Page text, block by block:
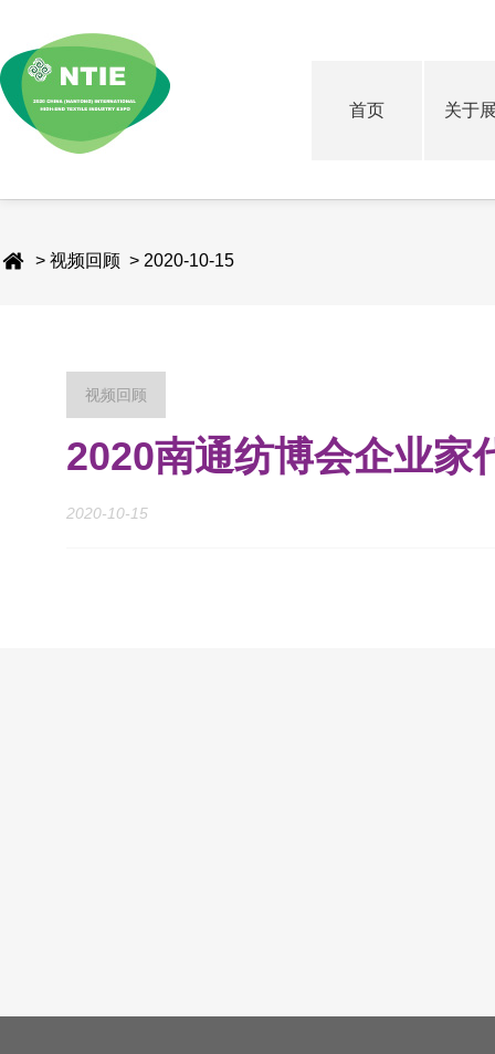
首页 关于
> 视频回顾 > 2020-10-15
视频回顾
2020南通纺博会企业家
2020-10-15